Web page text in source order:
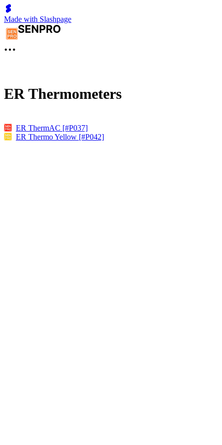
Made with Slashpage
ER Thermometers
ER ThermAC [#P037]
ER Thermo Yellow [#P042]